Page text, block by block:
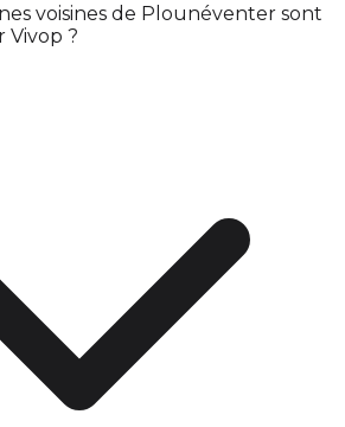
voisines de Plounéventer sont
Vivop ?